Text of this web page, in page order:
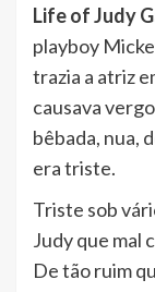
Life of Judy
playboy
trazia a atriz
causava
bêbada, nua,
era triste.
Triste sob
Judy que mal
De tão ruim